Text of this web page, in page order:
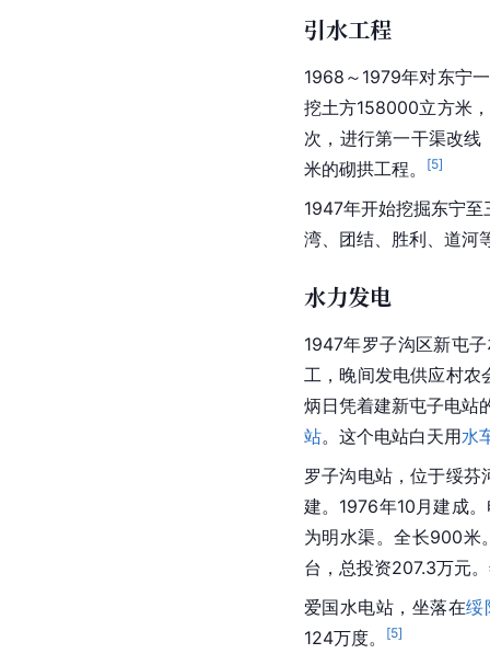
引水工程
1968～1979年对东宁
挖土方158000立方米
次，进行第一干渠改
米的砌拱工程。
[5]
1947年开始挖掘东宁
湾、团结、胜利、道河
水力发电
1947年罗子沟区新屯
工，晚间发电供应村农
炳日凭着建新屯子电站
站。这个电站白天用水
罗子沟电站，位于绥
建。1976年10月建成
为明水渠。全长900米
台，总投资207.3万元
爱国水电站，坐落在绥
124万度。
[5]